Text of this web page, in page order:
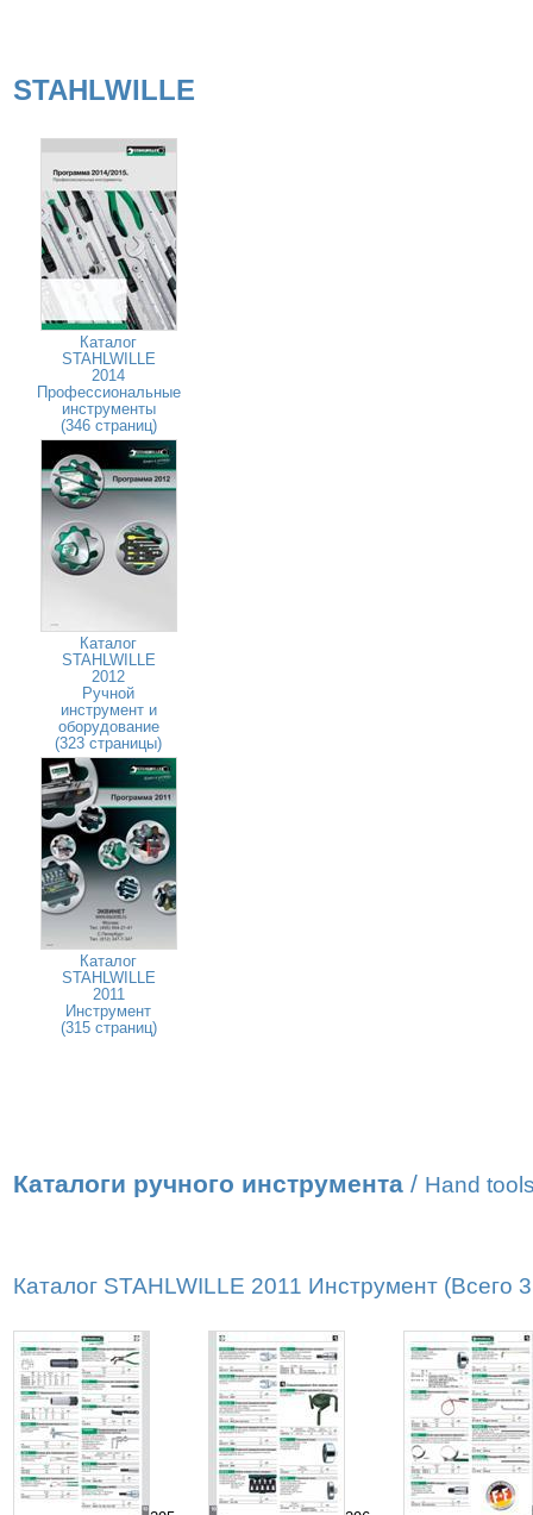
STAHLWILLE
Каталог
STAHLWILLE
2014
Профессиональные
инструменты
(346 страниц)
Каталог
STAHLWILLE
2012
Ручной
инструмент и
оборудование
(323 страницы)
Каталог
STAHLWILLE
2011
Инструмент
(315 страниц)
Каталоги ручного инструмента / Hand
Каталог STAHLWILLE 2011 Инструмент (Всего